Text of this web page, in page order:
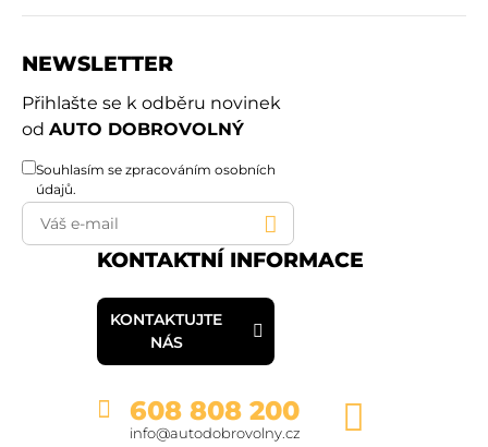
NEWSLETTER
Přihlašte se k odběru novinek
od AUTO DOBROVOLNÝ
Souhlasím se zpracováním osobních
údajů.
KONTAKTNÍ INFORMACE
KONTAKTUJTE
NÁS
608 808 200
info@autodobrovolny.cz